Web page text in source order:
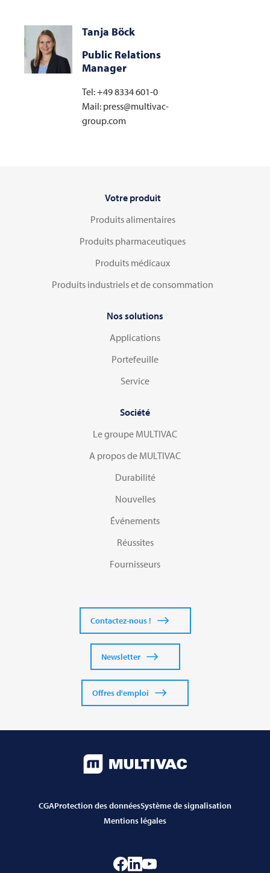
Tanja Böck
Public Relations
Manager
Tel: +49 8334 601-0
Mail: press@multivac-
group.com
Votre produit
Produits alimentaires
Produits pharmaceutiques
Produits médicaux
Produits industriels et de consommation
Nos solutions
Applications
Portefeuille
Service
Société
Le groupe MULTIVAC
A propos de MULTIVAC
Durabilité
Nouvelles
Événements
Réussites
Fournisseurs
Contactez-nous !
Newsletter
Offres d'emploi
CGAProtection des donnéesSystème de signalisation
Mentions légales